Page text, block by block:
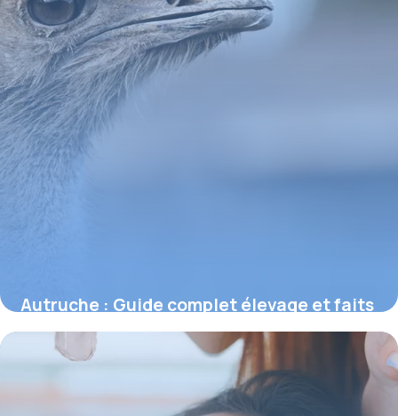
Autruche : Guide complet élevage et faits
2 juillet 2026